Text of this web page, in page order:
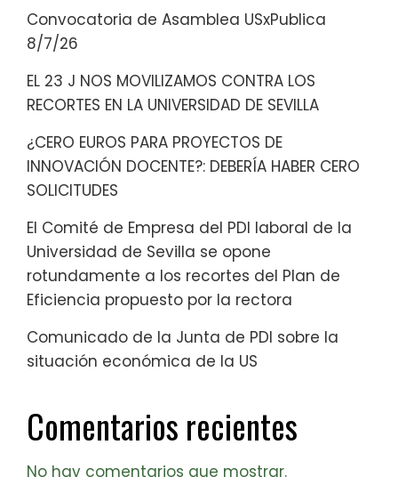
Convocatoria de Asamblea USxPublica
8/7/26
EL 23 J NOS MOVILIZAMOS CONTRA LOS
RECORTES EN LA UNIVERSIDAD DE SEVILLA
¿CERO EUROS PARA PROYECTOS DE
INNOVACIÓN DOCENTE?: DEBERÍA HABER CERO
SOLICITUDES
El Comité de Empresa del PDI laboral de la
Universidad de Sevilla se opone
rotundamente a los recortes del Plan de
Eficiencia propuesto por la rectora
Comunicado de la Junta de PDI sobre la
situación económica de la US
Comentarios recientes
No hay comentarios que mostrar.